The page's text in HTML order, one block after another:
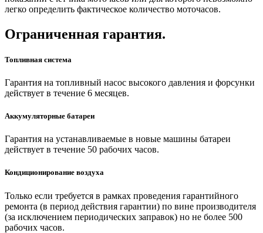
легко определить фактическое количество моточасов.
Ограниченная гарантия.
Топливная система
Гарантия на топливный насос высокого давления и форсунки
действует в течение 6 месяцев.
Аккумуляторные батареи
Гарантия на устанавливаемые в новые машины батареи
действует в течение 50 рабочих часов.
Кондиционирование воздуха
Только если требуется в рамках проведения гарантийного
ремонта (в период действия гарантии) по вине производителя
(за исключением периодических заправок) но не более 500
рабочих часов.